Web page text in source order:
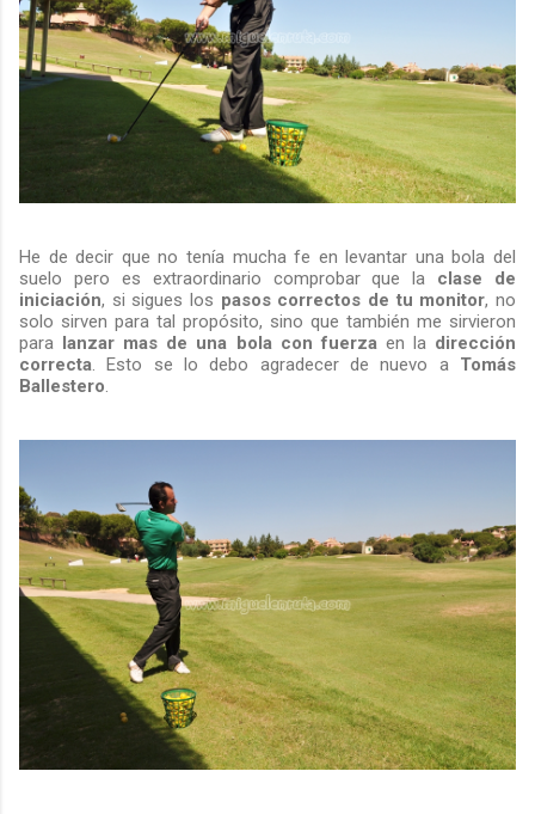
He de decir que no tenía mucha fe en levantar una bola del
suelo pero es extraordinario comprobar que la clase de
iniciación, si sigues los pasos correctos de tu monitor, no
solo sirven para tal propósito, sino que también me sirvieron
para lanzar mas de una bola con fuerzaen la dirección
correcta. Esto se lo debo agradecer de nuevo a Tomás
Ballestero.